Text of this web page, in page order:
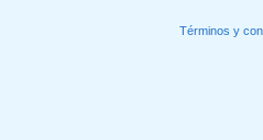
Términos y